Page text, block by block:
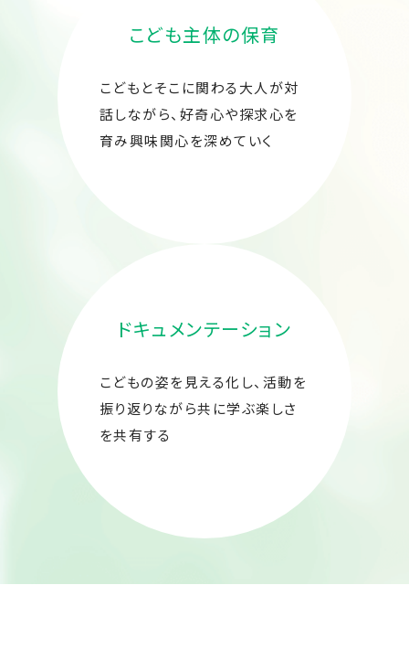
こども主体の保育
こどもとそこに関わる大人が対
話しながら、好奇心や探求心を
育み興味関心を深めていく
ドキュメンテーション
こどもの姿を見える化し、活動を
振り返りながら共に学ぶ楽しさ
を共有する